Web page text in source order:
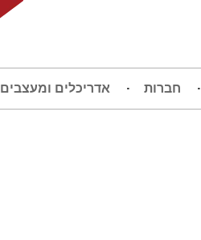
חברות אדריכלים ומעצבים